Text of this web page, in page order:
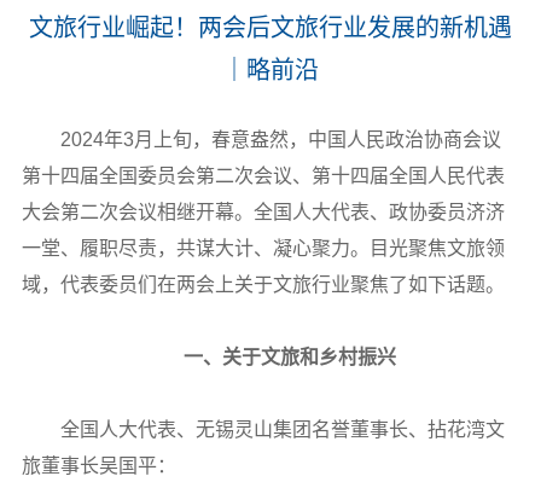
文旅行业崛起！两会后文旅行业发展的新机遇
｜略前沿
2024年3月上旬，春意盎然，中国人民政治协商会议
第十四届全国委员会第二次会议、第十四届全国人民代表
大会第二次会议相继开幕。全国人大代表、政协委员济济
一堂、履职尽责，共谋大计、凝心聚力。目光聚焦文旅领
域，代表委员们在两会上关于文旅行业聚焦了如下话题。
一、关于文旅和乡村振兴
全国人大代表、无锡灵山集团名誉董事长、拈花湾文
旅董事长吴国平：